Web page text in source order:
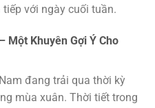
với ngày cuối tuần.
Một Khuyên Gợi Ý Cho
đang trải qua thời kỳ
mùa xuân. Thời tiết trong